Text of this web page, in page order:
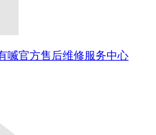
喴官方售后维修服务中心